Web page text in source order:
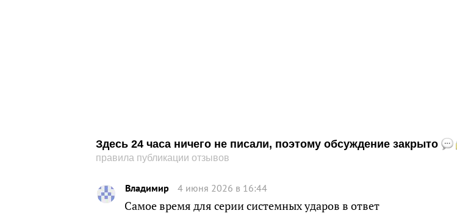
Здесь 24 часа ничего не писали, поэтому обсуждение закрыто
правила публикации отзывов
Владимир 4 июня 2026 в 16:44
Самое время для серии системных ударов в ответ